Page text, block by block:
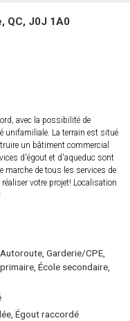
QC, J0J 1A0
avec la possibilité de
unifamiliale. La terrain est situé
un bâtiment commercial
d'égout et d'aqueduc sont
marche de tous les services de
votre projet! Localisation
Garderie/CPE,
École secondaire,
Égout raccordé